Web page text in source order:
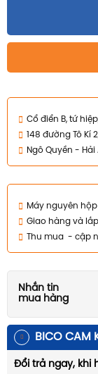
Cổ điển B, tứ
148 đường Tô Kí
Ngô Quyền -
Máy nguyên
Giao hàng và
Thu mua - cập
Nhắn tin
mua hàng
BICO CAM
Đổi trả ngay, khi